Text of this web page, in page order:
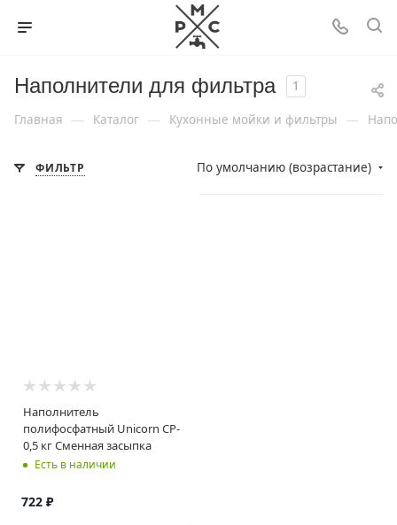
Наполнители для фильтра 1
Главная — Каталог — Кухонные мойки и фильтры —
ФИЛЬТР По умолчанию (возрастание)
Наполнитель
полифосфатный Unicorn CP-
0,5 кг Сменная засыпка
Есть в наличии
722 ₽